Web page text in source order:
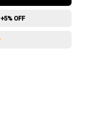
+5% OFF